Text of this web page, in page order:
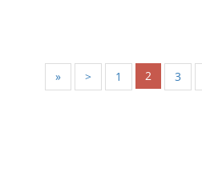
« < 1 2 3